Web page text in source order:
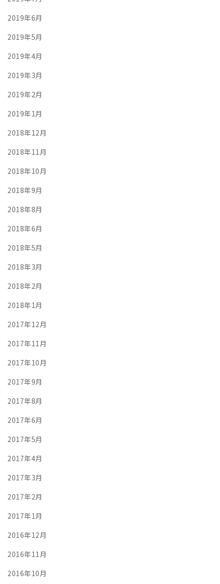
2019年6月
2019年5月
2019年4月
2019年3月
2019年2月
2019年1月
2018年12月
2018年11月
2018年10月
2018年9月
2018年8月
2018年6月
2018年5月
2018年3月
2018年2月
2018年1月
2017年12月
2017年11月
2017年10月
2017年9月
2017年8月
2017年6月
2017年5月
2017年4月
2017年3月
2017年2月
2017年1月
2016年12月
2016年11月
2016年10月